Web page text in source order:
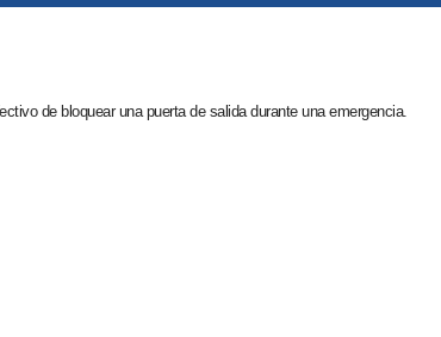
de bloquear una puerta de salida durante una emergencia.